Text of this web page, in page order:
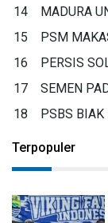
14
MADURA
15
PSM
16
PERSIS
17
SEMEN
18
PSBS BIAK
Terpopuler